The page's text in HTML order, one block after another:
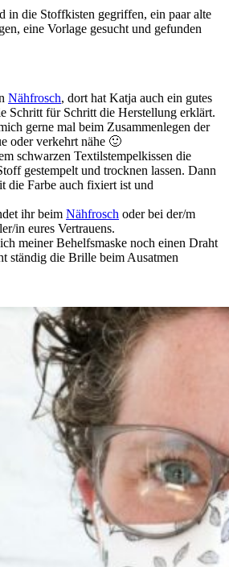
in die Stoffkisten gegriffen, ein paar alte
eine Vorlage gesucht und gefunden
Nähfrosch, dort hat Katja auch ein gutes
Schritt für Schritt die Herstellung erklärt.
gerne mal beim Zusammenlegen der
oder verkehrt nähe 🙂
schwarzen Textilstempelkissen die
gestempelt und trocknen lassen. Dann
die Farbe auch fixiert ist und
ihr beim Nähfrosch oder bei der/m
in eures Vertrauens.
meiner Behelfsmaske noch einen Draht
ständig die Brille beim Ausatmen